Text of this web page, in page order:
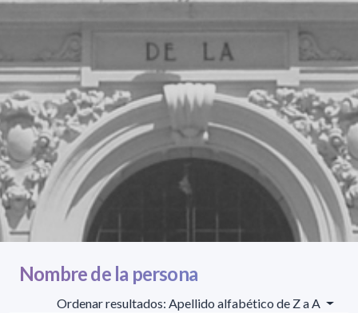
Nombre de la persona
Ordenar resultados: Apellido alfabético de Z a A